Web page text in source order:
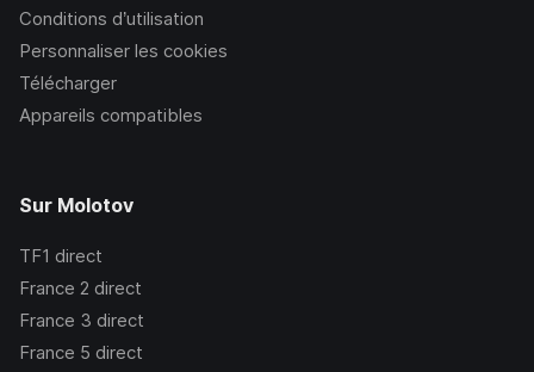
Conditions d’utilisation
Personnaliser les cookies
Télécharger
Appareils compatibles
Sur Molotov
TF1 direct
France 2 direct
France 3 direct
France 5 direct